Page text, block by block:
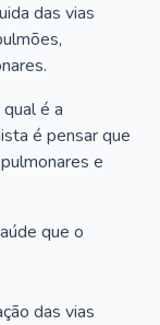
das vias
é a
é pensar que
e
que o
das vias